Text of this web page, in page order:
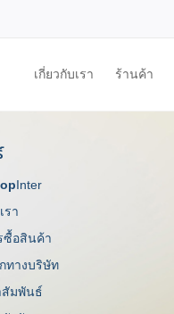
เกี่ยวกับเรา ร้านค้า
Inter
รา
ซื้อสินค้า
ทางบริษัท
มพันธ์